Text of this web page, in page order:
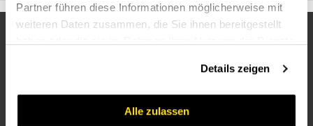
Partner führen diese Informationen möglicherweise mit
weiteren Daten zusammen, die Sie ihnen bereitgestellt
Details zeigen
Alle zulassen